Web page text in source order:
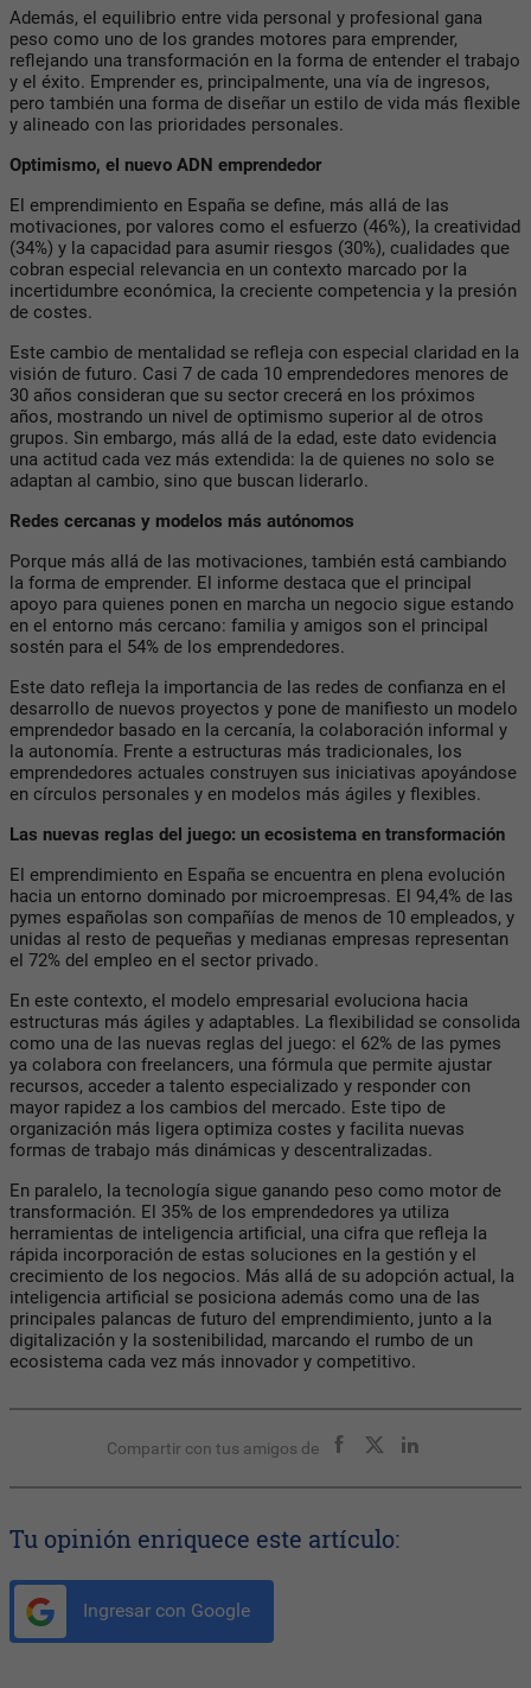
Además, el equilibrio entre vida personal y profesional gana
peso como uno de los grandes motores para emprender,
reflejando una transformación en la forma de entender el trabajo
y el éxito. Emprender es, principalmente, una vía de ingresos,
pero también una forma de diseñar un estilo de vida más flexible
y alineado con las prioridades personales.
Optimismo, el nuevo ADN emprendedor
El emprendimiento en España se define, más allá de las
motivaciones, por valores como el esfuerzo (46%), la creatividad
(34%) y la capacidad para asumir riesgos (30%), cualidades que
cobran especial relevancia en un contexto marcado por la
incertidumbre económica, la creciente competencia y la presión
de costes.
Este cambio de mentalidad se refleja con especial claridad en la
visión de futuro. Casi 7 de cada 10 emprendedores menores de
30 años consideran que su sector crecerá en los próximos
años, mostrando un nivel de optimismo superior al de otros
grupos. Sin embargo, más allá de la edad, este dato evidencia
una actitud cada vez más extendida: la de quienes no solo se
adaptan al cambio, sino que buscan liderarlo.
Redes cercanas y modelos más autónomos
Porque más allá de las motivaciones, también está cambiando
la forma de emprender. El informe destaca que el principal
apoyo para quienes ponen en marcha un negocio sigue estando
en el entorno más cercano: familia y amigos son el principal
sostén para el 54% de los emprendedores.
Este dato refleja la importancia de las redes de confianza en el
desarrollo de nuevos proyectos y pone de manifiesto un modelo
emprendedor basado en la cercanía, la colaboración informal y
la autonomía. Frente a estructuras más tradicionales, los
emprendedores actuales construyen sus iniciativas apoyándose
en círculos personales y en modelos más ágiles y flexibles.
Las nuevas reglas del juego: un ecosistema en transformación
El emprendimiento en España se encuentra en plena evolución
hacia un entorno dominado por microempresas. El 94,4% de las
pymes españolas son compañías de menos de 10 empleados, y
unidas al resto de pequeñas y medianas empresas representan
el 72% del empleo en el sector privado.
En este contexto, el modelo empresarial evoluciona hacia
estructuras más ágiles y adaptables. La flexibilidad se consolida
como una de las nuevas reglas del juego: el 62% de las pymes
ya colabora con freelancers, una fórmula que permite ajustar
recursos, acceder a talento especializado y responder con
mayor rapidez a los cambios del mercado. Este tipo de
organización más ligera optimiza costes y facilita nuevas
formas de trabajo más dinámicas y descentralizadas.
En paralelo, la tecnología sigue ganando peso como motor de
transformación. El 35% de los emprendedores ya utiliza
herramientas de inteligencia artificial, una cifra que refleja la
rápida incorporación de estas soluciones en la gestión y el
crecimiento de los negocios. Más allá de su adopción actual, la
inteligencia artificial se posiciona además como una de las
principales palancas de futuro del emprendimiento, junto a la
digitalización y la sostenibilidad, marcando el rumbo de un
ecosistema cada vez más innovador y competitivo.
Compartir con tus amigos de
Tu opinión enriquece este artículo:
Ingresar con Google